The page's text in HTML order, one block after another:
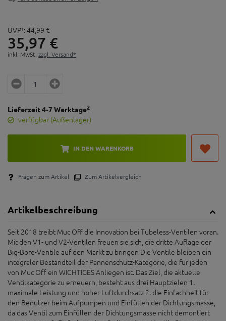
UVP¹:44, 99 €
35,97 €
inkl. MwSt. zzgl. Versand*
Lieferzeit 4-7 Werktage2
verfügbar (Außenlager)
IN DEN WARENKORB
Fragen zum Artikel Zum Artikelvergleich
Artikelbeschreibung
Seit 2018 treibt Muc Off die Innovation bei Tubeless-Ventilen voran.
Mit den V1- und V2-Ventilen freuen sie sich, die dritte Auflage der
Big-Bore-Ventile auf den Markt zu bringen Die Ventile bleiben ein
integraler Bestandteil der Pannenschutz-Kategorie, die für jeden
von Muc Off ein WICHTIGES Anliegen ist. Das Ziel, die aktuelle
Ventilkategorie zu erneuern, besteht aus drei Hauptzielen 1.
maximale Leistung und hoher Luftdurchsatz 2. die Einfachheit für
den Benutzer beim Aufpumpen und Einfüllen der Dichtungsmasse,
da das Ventil zum Einfüllen der Dichtungsmasse nicht demontiert